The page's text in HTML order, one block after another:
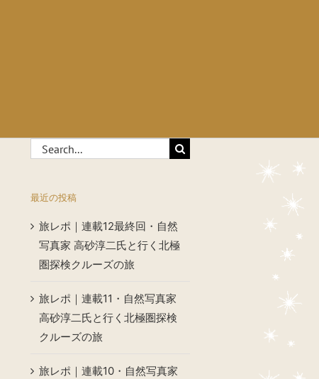
Search
for:
最近の投稿
旅レポ｜連載12最終回・自然
写真家 高砂淳二氏と行く北極
圏探検クルーズの旅
旅レポ｜連載11・自然写真家
高砂淳二氏と行く北極圏探検
クルーズの旅
旅レポ｜連載10・自然写真家